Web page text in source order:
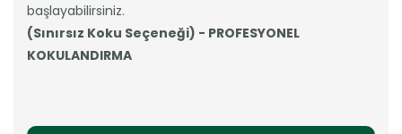
başlayabilirsiniz.
(Sınırsız Koku Seçeneği) - PROFESYONEL
KOKULANDIRMA